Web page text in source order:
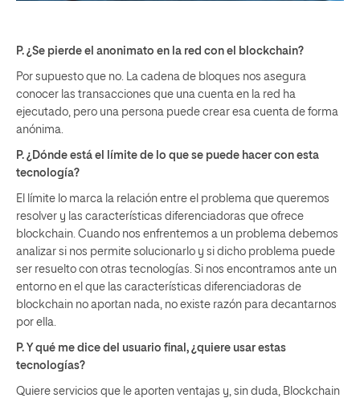
P. ¿Se pierde el anonimato en la red con el blockchain?
Por supuesto que no. La cadena de bloques nos asegura
conocer las transacciones que una cuenta en la red ha
ejecutado, pero una persona puede crear esa cuenta de forma
anónima.
P. ¿Dónde está el límite de lo que se puede hacer con esta
tecnología?
El límite lo marca la relación entre el problema que queremos
resolver y las características diferenciadoras que ofrece
blockchain. Cuando nos enfrentemos a un problema debemos
analizar si nos permite solucionarlo y si dicho problema puede
ser resuelto con otras tecnologías. Si nos encontramos ante un
entorno en el que las características diferenciadoras de
blockchain no aportan nada, no existe razón para decantarnos
por ella.
P. Y qué me dice del usuario final, ¿quiere usar estas
tecnologías?
Quiere servicios que le aporten ventajas y, sin duda, Blockchain